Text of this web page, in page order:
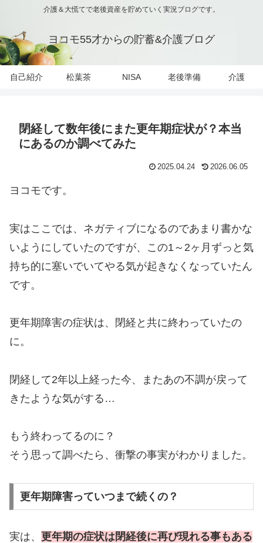
介護＆大慌てで老後資産を貯めていく実況ブログです。
ヨコモ55才からの貯蓄&介護ブログ
自己紹介 松葉茶 NISA 老後準備 介護
閉経して数年後にまた更年期症状が？本当
にあるのか調べてみた
2025.04.24 2026.06.05
ヨコモです。
実はここでは、ネガティブになるのであまり書かな
いようにしていたのですが、この1～2ヶ月ずっと気
持ち的に塞いでいてやる気が起きなくなっていたん
です。
更年期障害の症状は、閉経と共に終わっていたの
に。
閉経して2年以上経った今、またあの不調が戻って
きたような気がする…
もう終わってるのに？
そう思って調べたら、衝撃の事実がわかりました。
更年期障害っていつまで続くの？
実は、 更年期の症状は閉経後に再び現れる事もある